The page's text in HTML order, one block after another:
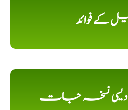
کے فوائد
دیسی نسخہ جات